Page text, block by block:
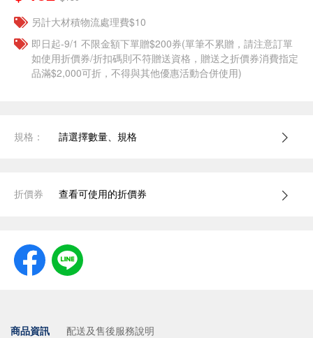
另計大材積物流處理費$10
即日起-9/1 不限金額下單贈$200券(單筆不累贈，請注意訂單
如使用折價券/折扣碼則不符贈送資格，贈送之折價券消費指定
品滿$2,000可折，不得與其他優惠活動合併使用)
規格： 請選擇數量、規格
折價券 查看可使用的折價券
商品資訊 配送及售後服務說明